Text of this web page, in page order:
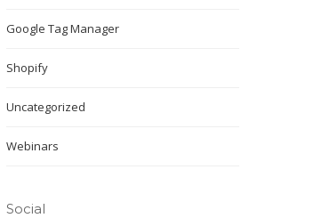
Google Tag Manager
Shopify
Uncategorized
Webinars
Social